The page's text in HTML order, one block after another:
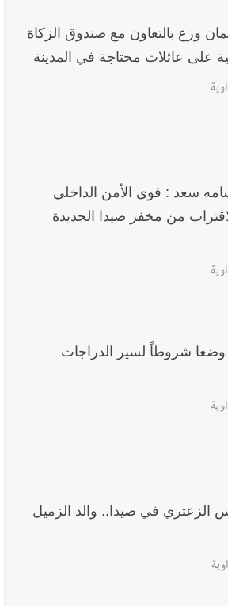
وزع بالتعاون مع صندوق الزكاة
سعد : قوى الأمن الداخلي
من مخفر صيدا الجديدة
شروطاً لسير الدراجات
الزعتري في صيدا.. والد الزميل